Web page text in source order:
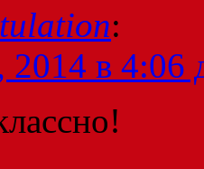
:
2014 в 4:06